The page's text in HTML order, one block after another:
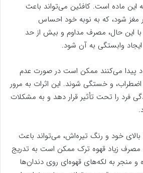
این ماده است. کافئین می‌تواند باعث
مغز شود، که به نوبه خود احساس
این حال، مصرف مداوم و بیش از حد
وابستگی به آن شود.
پیدا می‌کنند ممکن است در صورت عدم
و خستگی شوند. این اثرات به مرور
فرد را تحت تأثیر قرار دهد و به مشکلات
خود و رنگ تیره‌اش، می‌تواند باعث
مصرف زیاد قهوه ترک ممکن است به تدریج
و منجر به لکه‌های قهوه‌ای روی دندان‌ها